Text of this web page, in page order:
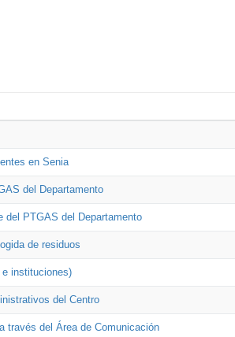
en Senia
del Departamento
del PTGAS del Departamento
de residuos
instituciones)
del Centro
través del Área de Comunicación